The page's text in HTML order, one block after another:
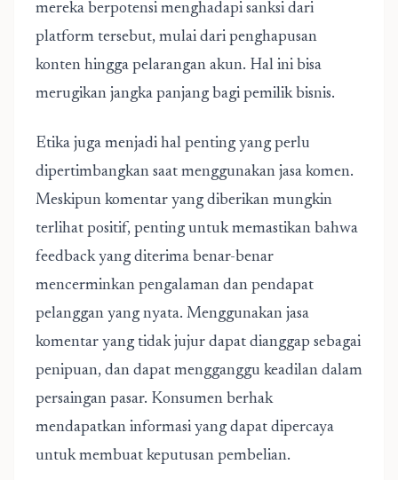
mereka berpotensi menghadapi sanksi dari
platform tersebut, mulai dari penghapusan
konten hingga pelarangan akun. Hal ini bisa
merugikan jangka panjang bagi pemilik bisnis.
Etika juga menjadi hal penting yang perlu
dipertimbangkan saat menggunakan jasa komen.
Meskipun komentar yang diberikan mungkin
terlihat positif, penting untuk memastikan bahwa
feedback yang diterima benar-benar
mencerminkan pengalaman dan pendapat
pelanggan yang nyata. Menggunakan jasa
komentar yang tidak jujur dapat dianggap sebagai
penipuan, dan dapat mengganggu keadilan dalam
persaingan pasar. Konsumen berhak
mendapatkan informasi yang dapat dipercaya
untuk membuat keputusan pembelian.